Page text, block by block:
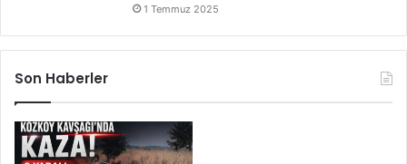
1 Temmuz 2025
Son Haberler